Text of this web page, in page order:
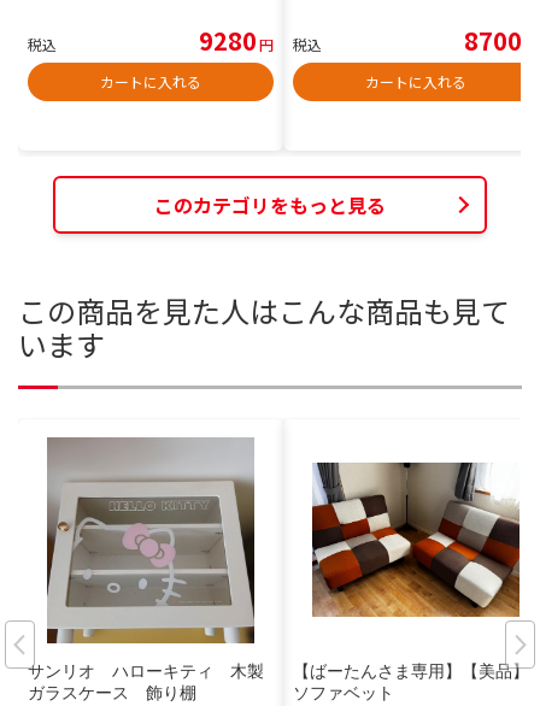
税込 9280円
カートに入れる
税込 8700
カートに入れる
このカテゴリをもっと見る
この商品を見た人はこんな商品も見て
います
サンリオ ハローキティ 木製
ガラスケース 飾り棚
【ばーたんさま専用】【美品】
ソファベット